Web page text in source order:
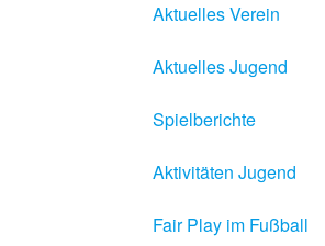
Aktuelles Verein
Aktuelles Jugend
Spielberichte
Aktivitäten Jugend
Fair Play im Fußball